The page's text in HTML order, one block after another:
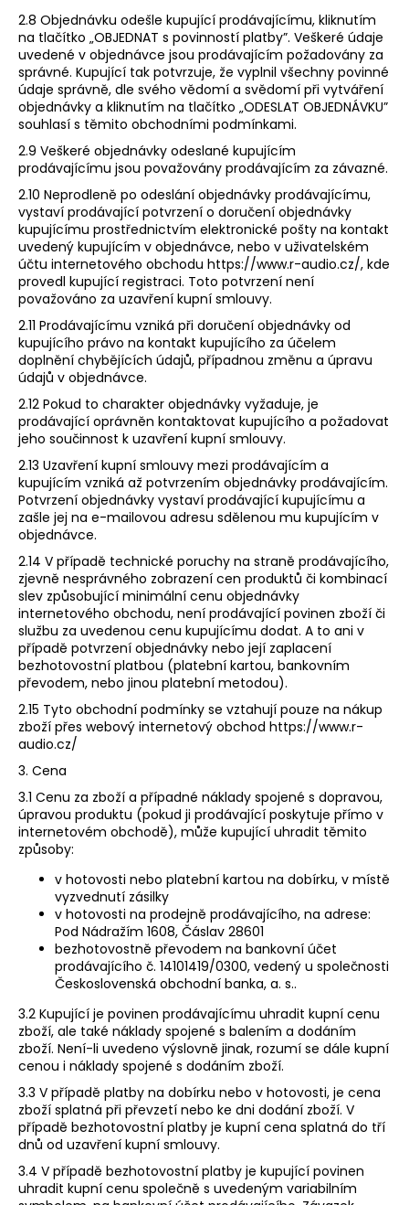
2.8 Objednávku odešle kupující prodávajícímu, kliknutím
na tlačítko ​„​OBJEDNAT s povinností platby​​”. Veškeré údaje
uvedené v objednávce jsou prodávajícím požadovány za
správné. Kupující tak potvrzuje, že vyplnil všechny povinné
údaje správně, dle svého vědomí a svědomí při vytváření
objednávky a kliknutím na tlačítko „​ODESLAT OBJEDNÁVKU​”
souhlasí s těmito obchodními podmínkami.
2.9 Veškeré objednávky odeslané kupujícím
prodávajícímu jsou považovány prodávajícím za závazné.
2.10 Neprodleně po odeslání objednávky prodávajícímu,
vystaví prodávající potvrzení o doručení objednávky
kupujícímu prostřednictvím elektronické pošty na kontakt
uvedený kupujícím v objednávce, nebo v uživatelském
účtu internetového obchodu ​https://www.r-audio.cz/​, ​kde
provedl kupující registraci. Toto potvrzení není
považováno za uzavření kupní smlouvy.
2.11 Prodávajícímu vzniká při doručení objednávky od
kupujícího právo na kontakt kupujícího za účelem
doplnění chybějících údajů, případnou změnu a úpravu
údajů v objednávce.
2.12 Pokud to charakter objednávky vyžaduje, je
prodávající oprávněn kontaktovat kupujícího a požadovat
jeho součinnost k uzavření kupní smlouvy.
2.13 Uzavření kupní smlouvy mezi prodávajícím a
kupujícím vzniká až potvrzením objednávky prodávajícím.
Potvrzení objednávky vystaví prodávající kupujícímu a
zašle jej na e-mailovou adresu sdělenou mu kupujícím v
objednávce.
2.14 V případě technické poruchy na straně prodávajícího,
zjevně nesprávného zobrazení cen produktů či kombinací
slev způsobující minimální cenu objednávky
internetového obchodu, není prodávající povinen zboží či
službu za uvedenou cenu kupujícímu dodat. A to ani v
případě potvrzení objednávky nebo její zaplacení
bezhotovostní platbou (platební kartou, bankovním
převodem, nebo jinou platební metodou).
2.15 Tyto obchodní podmínky se vztahují pouze na nákup
zboží přes webový internetový obchod https://www.r-
audio.cz/
3. Cena
3.1 Cenu za zboží a případné náklady spojené s dopravou,
úpravou produktu (pokud ji prodávající poskytuje přímo v
internetovém obchodě), může kupující uhradit těmito
způsoby:
v hotovosti nebo platební kartou na dobírku, v místě
vyzvednutí zásilky
v hotovosti na prodejně prodávajícího, na adrese:​
Pod Nádražím 1608, Čáslav 28601
bezhotovostně převodem na bankovní účet
prodávajícího č. 14101419/0300​, vedený u společnosti
Československá obchodní banka, a. s..
3.2 Kupující je povinen prodávajícímu uhradit kupní cenu
zboží, ale také náklady spojené s balením a dodáním
zboží. Není-li uvedeno výslovně jinak, rozumí se dále kupní
cenou i náklady spojené s dodáním zboží.
3.3 V případě platby na dobírku nebo v hotovosti, je cena
zboží splatná při převzetí nebo ke dni dodání zboží. V
případě bezhotovostní platby je kupní cena splatná do tří
dnů od uzavření kupní smlouvy.
3.4 V případě bezhotovostní platby je kupující povinen
uhradit kupní cenu společně s uvedeným variabilním